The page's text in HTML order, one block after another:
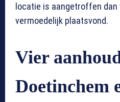
locatie is aangetroffen
vermoedelijk plaatsvond.
Vier
Doetinchem